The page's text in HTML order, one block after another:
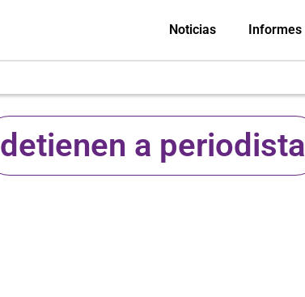
Noticias Informes
detienen a periodista